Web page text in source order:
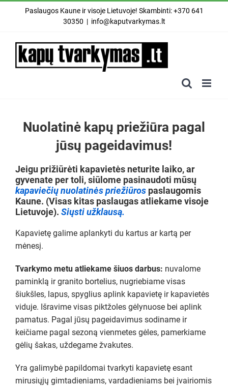
Paslaugos Kaune ir visoje Lietuvoje! Skambinti: +370 641
30350 | info@kaputvarkymas.lt
Nuolatinė kapų priežiūra pagal
jūsų pageidavimus!
Jeigu prižiūrėti kapavietės neturite laiko, ar
gyvenate per toli, siūlome pasinaudoti mūsų
kapaviečių nuolatinės priežiūros paslaugomis
Kaune. (Visas kitas paslaugas atliekame visoje
Lietuvoje). Siųsti užklausą.
Kapavietę galime aplankyti du kartus ar kartą per
mėnesį.
Tvarkymo metu atliekame šiuos darbus: nuvalome
paminklą ir granito bortelius, nugriebiame visas
šiukšles, lapus, spyglius aplink kapavietę ir kapavietės
viduje. Išravime visas piktžoles gėlynuose bei aplink
pamatus. Pagal jūsų pageidavimus sodiname ir
keičiame pagal sezoną vienmetes gėles, pamerkiame
gėlių šakas, uždegame žvakutes.
Yra galimybė papildomai tvarkyti kapavietę esant
mirusiųjų gimtadieniams, vardadieniams bei įvairiomis